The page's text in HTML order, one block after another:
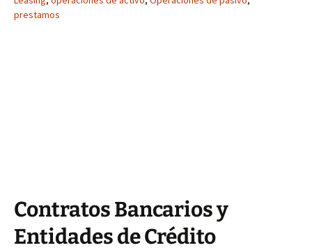
prestamos
Contratos Bancarios y
Entidades de Crédito